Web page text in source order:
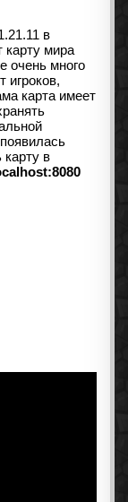
в
карту мира
очень много
игроков,
карта имеет
карту в